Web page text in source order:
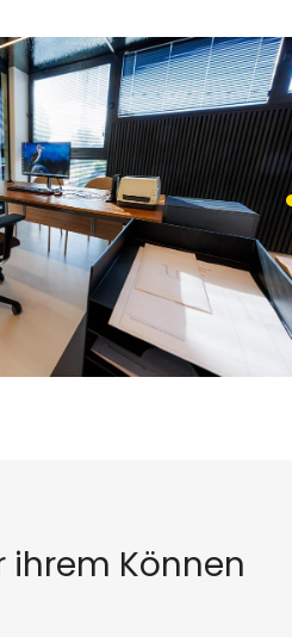
ihrem Können